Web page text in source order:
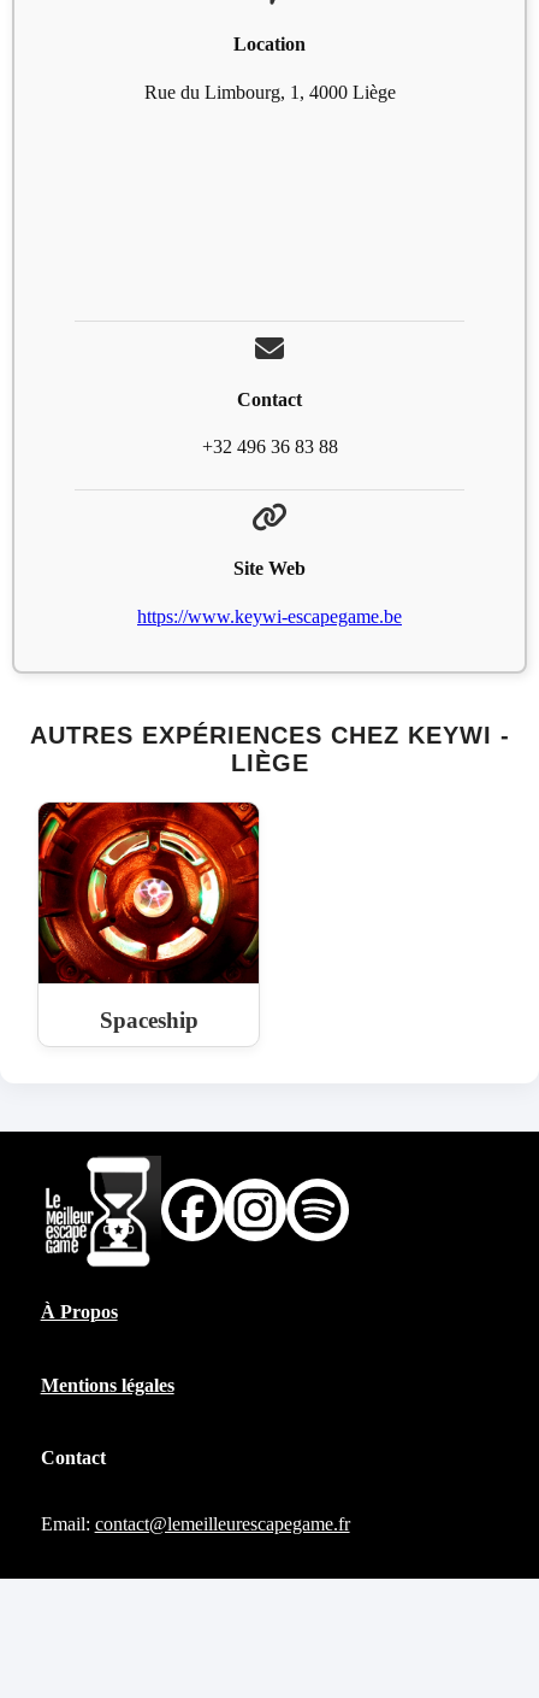
Location
Rue du Limbourg, 1, 4000 Liège
Contact
+32 496 36 83 88
Site Web
https://www.keywi-escapegame.be
AUTRES EXPÉRIENCES CHEZ KEYWI -
LIÈGE
Spaceship
À Propos
Mentions légales
Contact
Email: contact@lemeilleurescapegame.fr